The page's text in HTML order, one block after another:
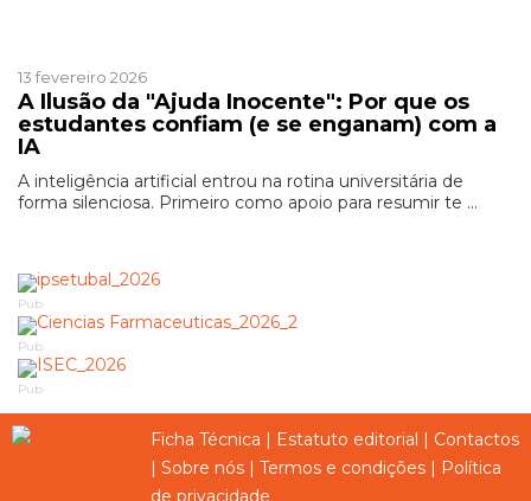
13 fevereiro 2026
A Ilusão da "Ajuda Inocente": Por que os
estudantes confiam (e se enganam) com a
IA
A inteligência artificial entrou na rotina universitária de
forma silenciosa. Primeiro como apoio para resumir te ...
Pub
Pub
Pub
Ficha Técnica Estatuto editorial
Contactos
Sobre nós Termos e condições
Política